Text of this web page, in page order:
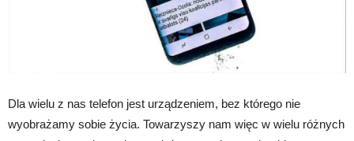
Dla wielu z nas telefon jest urządzeniem, bez którego nie
wyobrażamy sobie życia. Towarzyszy nam więc w wielu różnych